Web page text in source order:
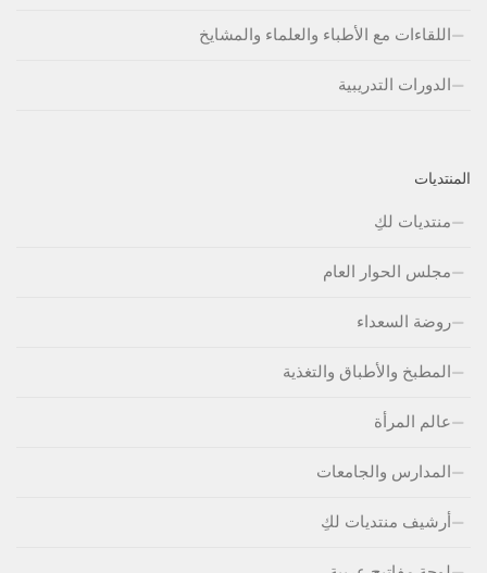
اللقاءات مع الأطباء والعلماء والمشايخ
الدورات التدريبية
المنتديات
منتديات لكِ
مجلس الحوار العام
روضة السعداء
المطبخ والأطباق والتغذية
عالم المرأة
المدارس والجامعات
أرشيف منتديات لكِ